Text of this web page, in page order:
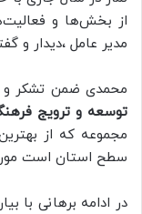
از بخش‌ها و
مدیر عامل ،دیدار و
محمدی ضمن تشکر و
توسعه و ترویج
مجموعه که از
سطح استان است مورد
در ادامه برهانی با